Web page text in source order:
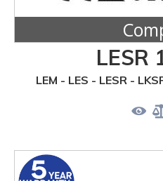
LESR
LEM - LES - LESR -